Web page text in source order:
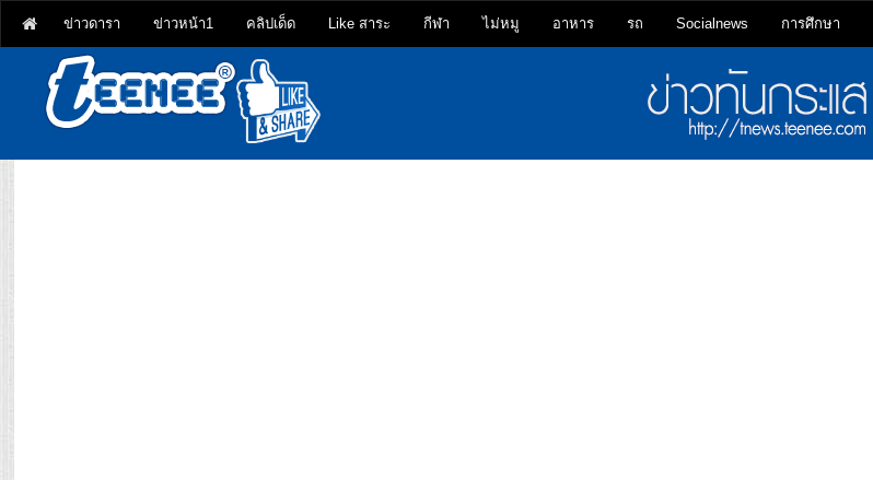
ข่าวดารา ข่าวหน้า1 คลิปเด็ด Like สาระ กีฬา ไม่หมู อาหาร รถ Socialnews การศึกษา